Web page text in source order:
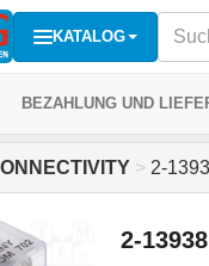
KATALOG
BEZAHLUNG UND
> 2-
2-